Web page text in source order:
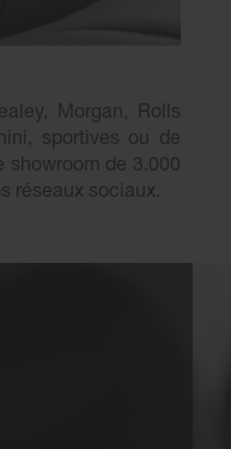
Morgan, Rolls
sportives ou de
showroom de 3.000
réseaux sociaux.